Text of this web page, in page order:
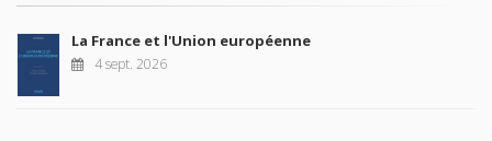
La France et l'Union européenne
4 sept. 2026